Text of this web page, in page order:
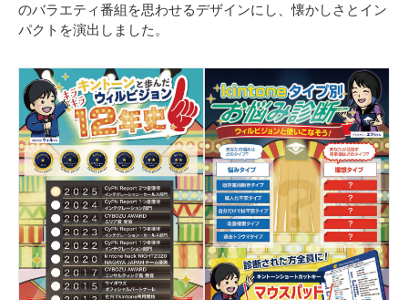
のバラエティ番組を思わせるデザインにし、懐かしさとイン
パクトを演出しました。